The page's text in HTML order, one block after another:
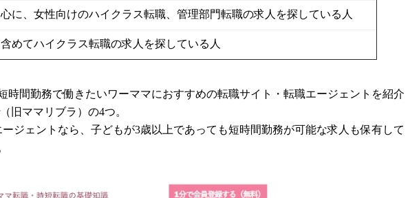
に、女性向けのハイクラス転職、管理部門転職の求人を探している人
めてハイクラス転職の求人を探している人
間勤務で働きたいワーママにおすすめの転職サイト・転職エージェントを紹介
旧ママリブラ）の4つ。
ジェントなら、子どもが3歳以上であっても短時間勤務が可能な求人も保有して